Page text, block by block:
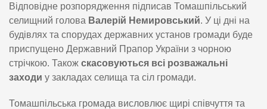
Відповідне розпорядження підписав Томашпільський
селищний голова Валерій Немировський. У ці дні на
будівлях та спорудах державних установ громади буде
приспущено Державний Прапор України з чорною
стрічкою. Також скасовуються всі розважальні
заходи у закладах селища та сіл громади.
Томашпільська громада висловлює щирі співчуття та